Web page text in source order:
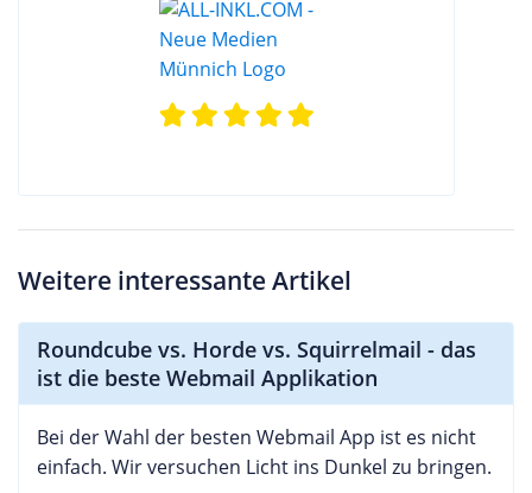
Weitere interessante Artikel
Roundcube vs. Horde vs. Squirrelmail - das
ist die beste Webmail Applikation
Bei der Wahl der besten Webmail App ist es nicht
einfach. Wir versuchen Licht ins Dunkel zu bringen.